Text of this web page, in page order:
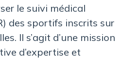
le suivi médical
des sportifs inscrits sur
Il s’agit d’une mission
d’expertise et